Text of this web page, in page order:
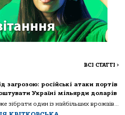
ВСІ СТАТТІ >
загрозою: російські атаки портів
Україні мільярди доларів
зібрати один із найбільших врожаїв...